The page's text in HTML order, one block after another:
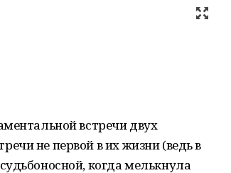
встречи двух
не первой в их жизни (ведь в
когда мелькнула